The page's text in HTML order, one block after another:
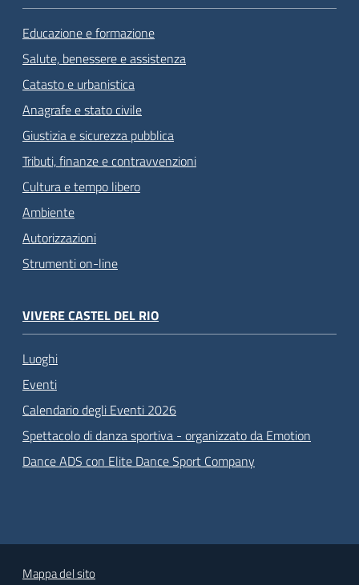
Educazione e formazione
Salute, benessere e assistenza
Catasto e urbanistica
Anagrafe e stato civile
Giustizia e sicurezza pubblica
Tributi, finanze e contravvenzioni
Cultura e tempo libero
Ambiente
Autorizzazioni
Strumenti on-line
VIVERE CASTEL DEL RIO
Luoghi
Eventi
Calendario degli Eventi 2026
Spettacolo di danza sportiva - organizzato da Emotion
Dance ADS con Elite Dance Sport Company
Mappa del sito